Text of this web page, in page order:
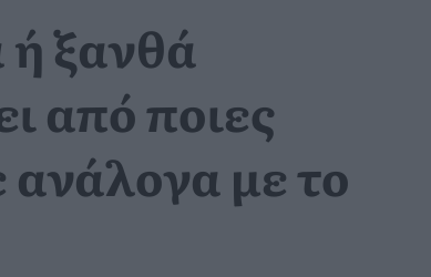
ξανθά
από ποιες
ανάλογα με το